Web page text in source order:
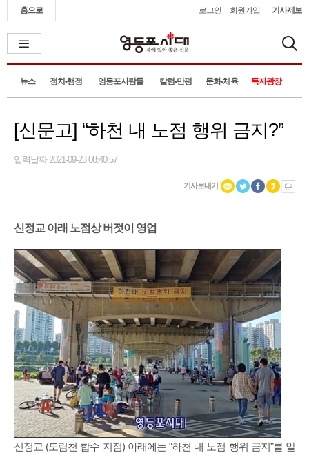
홈으로 로그인 회원가입 기사제보
뉴스 정치•행정 영등포사람들 칼럼•만평 문화•체육 독자광장
[신문고] “하천 내 노점 행위 금지?”
입력날짜 2021-09-23 08:40:57
기사보내기
신정교 아래 노점상 버젓이 영업
신정교 (도림천 합수 지점) 아래에는 “하천 내 노점 행위 금지”를 알